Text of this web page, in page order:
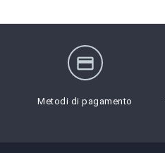
credit_card
Metodi di pagamento